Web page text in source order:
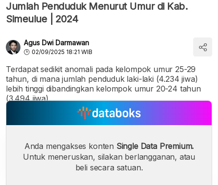
Jumlah Penduduk Menurut Umur di Kab.
Simeulue | 2024
Agus Dwi Darmawan
02/09/2025 18:21 WIB
Terdapat sedikit anomali pada kelompok umur 25-29
tahun, di mana jumlah penduduk laki-laki (4.234 jiwa)
lebih tinggi dibandingkan kelompok umur 20-24 tahun
(3.494 jiwa).
Anda mengakses konten Single Data Premium.
Untuk meneruskan, silakan berlangganan, atau
beli secara satuan.